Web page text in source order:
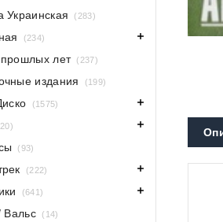
Украинская (283)
(234)
лет (237)
издания (199)
(1575)
(93)
(222)
(641)
Вальс (14)